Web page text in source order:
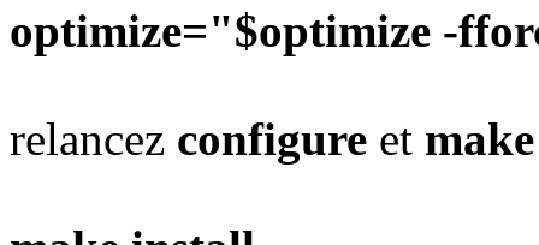
optimize="$optimize -
relancez configure et make